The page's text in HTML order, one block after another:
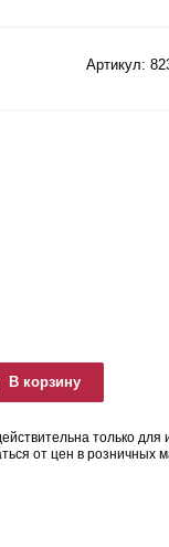
Артикул:
В корзину
только
от цен в розничных